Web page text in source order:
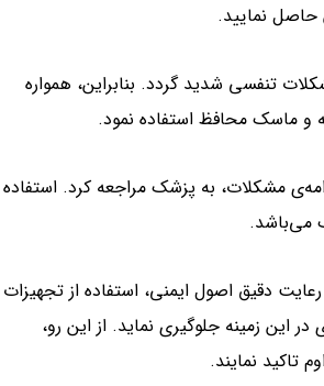
حاصل نمایید.
تنفسی شدید گردد. بنابراین، همواره
و ماسک محافظ استفاده نمود.
مشکلات، به پزشک مراجعه کرد. استفاده
می‌باشد.
دقیق اصول ایمنی، استفاده از تجهیزات
این زمینه جلوگیری نماید. از این رو،
تاکید نمایند.